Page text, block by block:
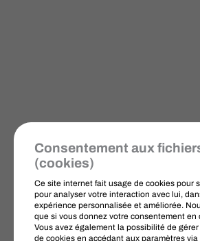
Consentement aux
(cookies)
Ce site internet fait usage de cookies pour
pour analyser votre interaction avec lui,
expérience personnalisée et améliorée.
que si vous donnez votre consentement en
Vous avez également la possibilité de
de cookies en accédant aux paramètres